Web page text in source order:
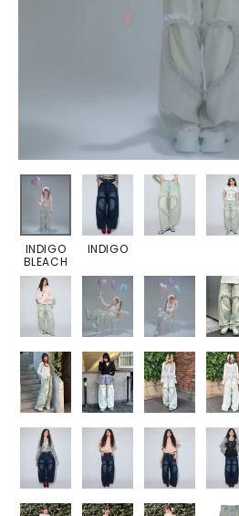
INDIGO
BLEACH
INDIGO